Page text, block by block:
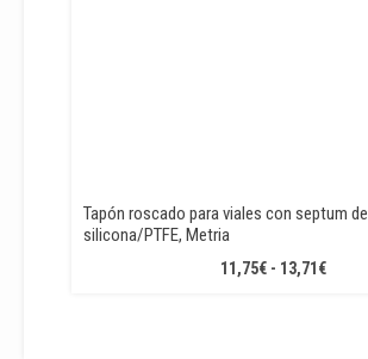
Tapón roscado para viales con septum de
silicona/PTFE, Metria
11,75€ - 13,71€RANGO